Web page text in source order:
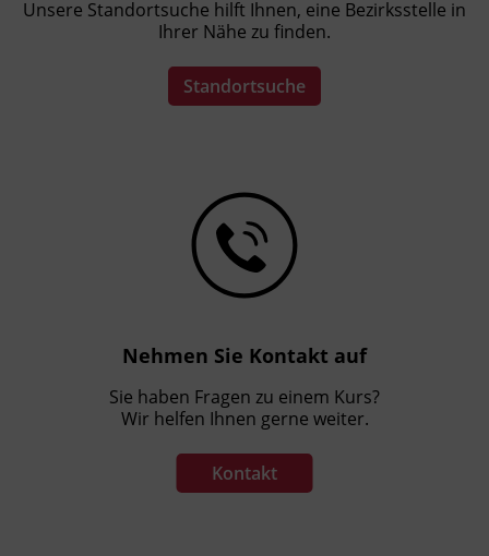
Unsere Standortsuche hilft Ihnen, eine Bezirksstelle in
Ihrer Nähe zu finden.
Standortsuche
Nehmen Sie Kontakt auf
Sie haben Fragen zu einem Kurs?
Wir helfen Ihnen gerne weiter.
Kontakt